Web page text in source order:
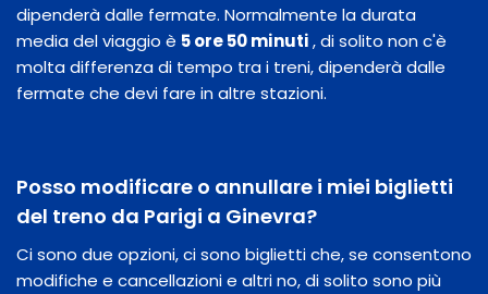
dipenderà dalle fermate. Normalmente la durata
media del viaggio è 5 ore 50 minuti, di solito non c'è
molta differenza di tempo tra i treni, dipenderà dalle
fermate che devi fare in altre stazioni.
Posso modificare o annullare i miei biglietti
del treno da Parigi a Ginevra?
Ci sono due opzioni, ci sono biglietti che, se consentono
modifiche e cancellazioni e altri no, di solito sono più